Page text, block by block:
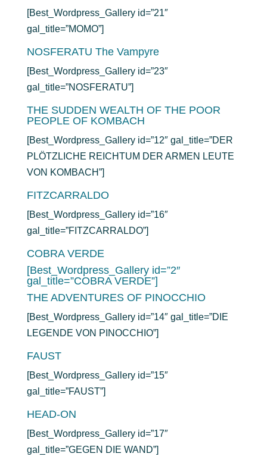
[Best_Wordpress_Gallery id=”21″
gal_title=”MOMO”]
NOSFERATU The Vampyre
[Best_Wordpress_Gallery id=”23″
gal_title=”NOSFERATU”]
THE SUDDEN WEALTH OF THE POOR
PEOPLE OF KOMBACH
[Best_Wordpress_Gallery id=”12″ gal_title=”DER
PLÖTZLICHE REICHTUM DER ARMEN LEUTE
VON KOMBACH”]
FITZCARRALDO
[Best_Wordpress_Gallery id=”16″
gal_title=”FITZCARRALDO”]
COBRA VERDE
[Best_Wordpress_Gallery id=”2″
gal_title=”COBRA VERDE”]
THE ADVENTURES OF PINOCCHIO
[Best_Wordpress_Gallery id=”14″ gal_title=”DIE
LEGENDE VON PINOCCHIO”]
FAUST
[Best_Wordpress_Gallery id=”15″
gal_title=”FAUST”]
HEAD-ON
[Best_Wordpress_Gallery id=”17″
gal_title=”GEGEN DIE WAND”]